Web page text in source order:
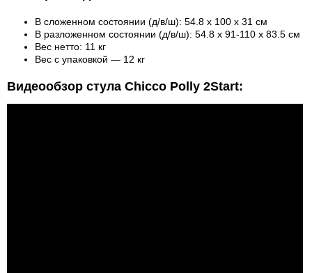
В сложенном состоянии (д/в/ш): 54.8 х 100 х 31 см
В разложенном состоянии (д/в/ш): 54.8 х 91-110 x 83.5 см
Вес нетто: 11 кг
Вес с упаковкой — 12 кг
Видеообзор стула Chicco Polly 2Start: